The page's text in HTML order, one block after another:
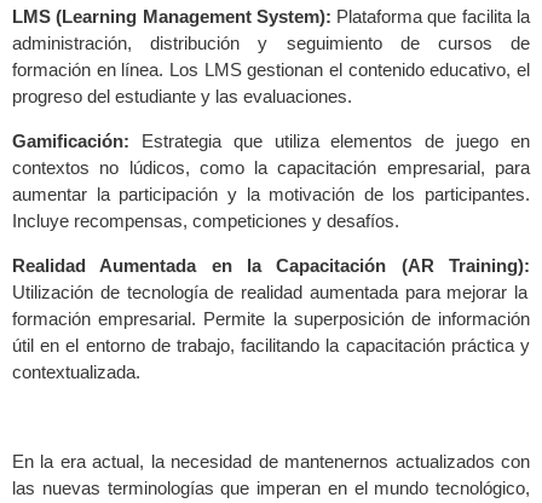
LMS (Learning Management System): Plataforma que facilita la
administración, distribución y seguimiento de cursos de
formación en línea. Los LMS gestionan el contenido educativo, el
progreso del estudiante y las evaluaciones.
Gamificación: Estrategia que utiliza elementos de juego en
contextos no lúdicos, como la capacitación empresarial, para
aumentar la participación y la motivación de los participantes.
Incluye recompensas, competiciones y desafíos.
Realidad Aumentada en la Capacitación (AR Training):
Utilización de tecnología de realidad aumentada para mejorar la
formación empresarial. Permite la superposición de información
útil en el entorno de trabajo, facilitando la capacitación práctica y
contextualizada.
En la era actual, la necesidad de mantenernos actualizados con
las nuevas terminologías que imperan en el mundo tecnológico,